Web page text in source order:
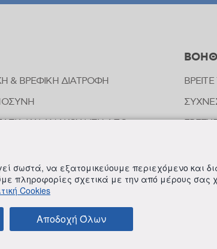
& ΒΡΕΦΙΚΗ ΔΙΑΤΡΟΦΗ
ΚΑΙ ΑΝΑΚΟΥΦΙΣΗ ΑΠΟ
ΕΥΑΙΣΘΗΤΗΣ ΠΕΡΙΟΧΗΣ
ΔΙΑΤΡΟΦΗΣ
σωστά, να εξατομικεύουμε περιεχόμενο και
πληροφορίες σχετικά με την από μέρους σας
Cookies
Αποδοχή Όλων